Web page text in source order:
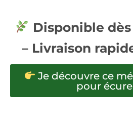
Disponible
– Livraison
Je découvre ce
pour